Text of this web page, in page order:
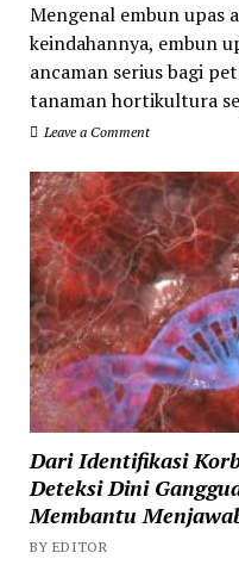
Mengenal embun upas
keindahannya, embun
ancaman serius bagi
tanaman hortikultura
Leave a Comment
Dari Identifikasi
Deteksi Dini
Membantu
BY EDITOR